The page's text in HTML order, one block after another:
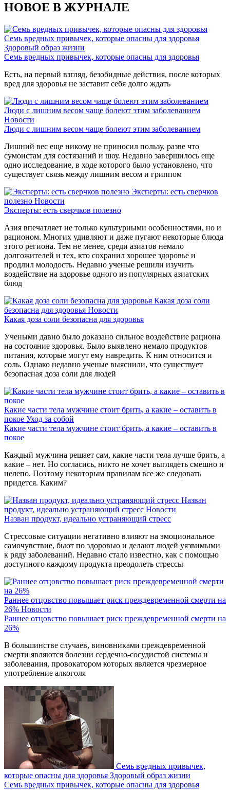
НОВОЕ В ЖУРНАЛЕ
Семь вредных привычек, которые опасны для здоровья
Здоровый образ жизни
Семь вредных привычек, которые опасны для здоровья
Есть, на первый взгляд, безобидные действия, после которых
вред для здоровья не заставит себя долго ждать
Люди с лишним весом чаще болеют этим заболеванием
Новости
Люди с лишним весом чаще болеют этим заболеванием
Лишний вес еще никому не приносил пользу, разве что
сумоистам для состязаний и шоу. Недавно завершилось еще
одно исследование, в ходе которого было установлено, что
существует связь между лишним весом и гриппом
Эксперты: есть сверчков
полезно Новости
Эксперты: есть сверчков полезно
Азия впечатляет не только культурными особенностями, но и
рационом. Многих удивляют и даже пугают некоторые блюда
этого региона. Тем не менее, среди азиатов немало
долгожителей и тех, кто сохранил хорошее здоровье и
продлил молодость. Недавно ученые решили изучить
воздействие на здоровье одного из популярных азиатских
блюд
Какая доза соли
безопасна для здоровья Новости
Какая доза соли безопасна для здоровья
Учеными давно было доказано сильное воздействие рациона
на состояние здоровья. Было выявлено немало продуктов
питания, которые могут ему навредить. К ним относится и
соль. Однако недавно ученые выяснили, что существует
безопасная доза соли для людей
Какие части тела мужчине стоит брить, а какие – оставить в
покое Уход за собой
Какие части тела мужчине стоит брить, а какие – оставить в
покое
Каждый мужчина решает сам, какие части тела лучше брить, а
какие – нет. Но согласись, никто не хочет выглядеть смешно и
нелепо. Поэтому некоторым правилам все же следовать
придется. Каким?
Назван
продукт, идеально устраняющий стресс Новости
Назван продукт, идеально устраняющий стресс
Стрессовые ситуации негативно влияют на эмоциональное
самочувствие, бьют по здоровью и делают людей уязвимыми
к ряду заболеваний. Недавно стало известно, как с помощью
доступного каждому продукта преодолеть стрессы
Раннее отцовство повышает риск преждевременной смерти на
26% Новости
Раннее отцовство повышает риск преждевременной смерти на
26%
В большинстве случаев, виновниками преждевременной
смерти являются болезни сердечно-сосудистой системы и
заболевания, провокатором которых является чрезмерное
употребление алкоголя
Семь вредных привычек,
которые опасны для здоровья Здоровый образ жизни
Семь вредных привычек, которые опасны для здоровья